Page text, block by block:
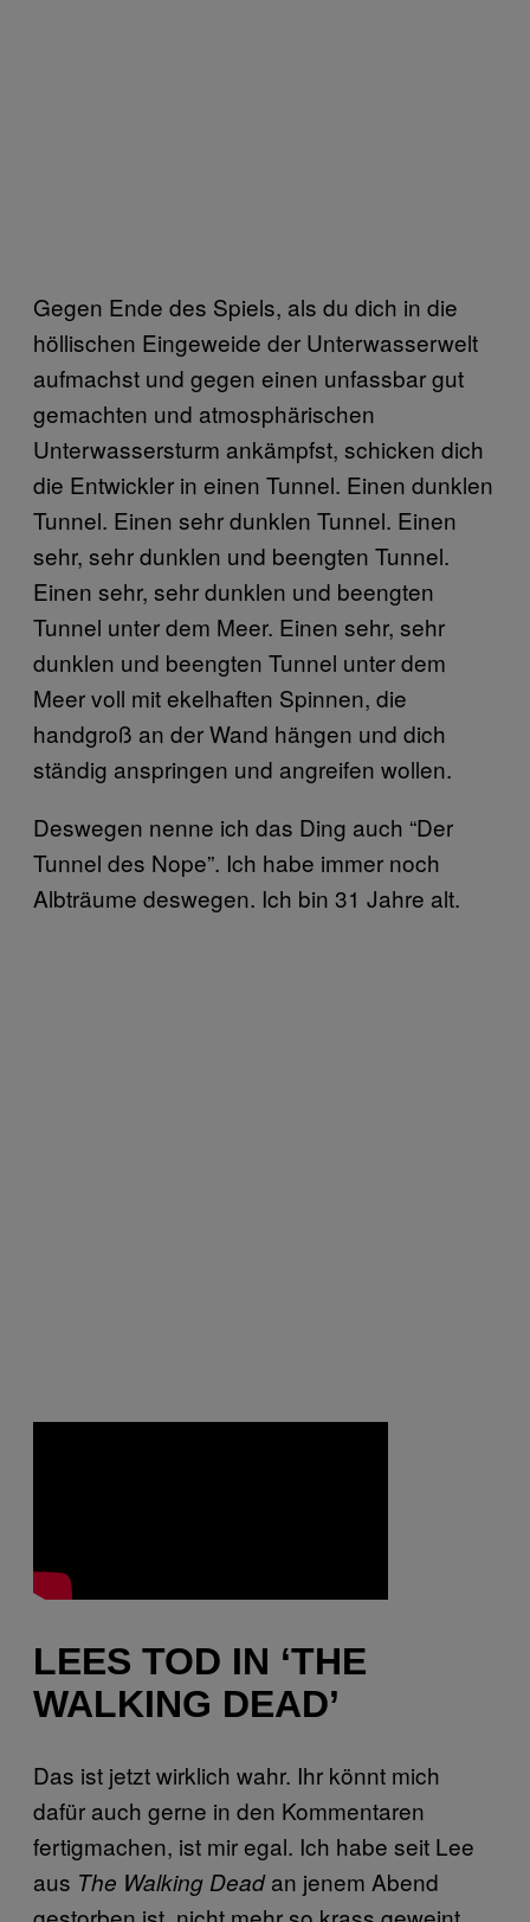
Gegen Ende des Spiels, als du dich in die
höllischen Eingeweide der Unterwasserwelt
aufmachst und gegen einen unfassbar gut
gemachten und atmosphärischen
Unterwassersturm ankämpfst, schicken dich
die Entwickler in einen Tunnel. Einen dunklen
Tunnel. Einen sehr dunklen Tunnel. Einen
sehr, sehr dunklen und beengten Tunnel.
Einen sehr, sehr dunklen und beengten
Tunnel unter dem Meer. Einen sehr, sehr
dunklen und beengten Tunnel unter dem
Meer voll mit ekelhaften Spinnen, die
handgroß an der Wand hängen und dich
ständig anspringen und angreifen wollen.
Deswegen nenne ich das Ding auch “Der
Tunnel des Nope”. Ich habe immer noch
Albträume deswegen. Ich bin 31 Jahre alt.
LEES TOD IN ‘THE
WALKING DEAD’
Das ist jetzt wirklich wahr. Ihr könnt mich
dafür auch gerne in den Kommentaren
fertigmachen, ist mir egal. Ich habe seit Lee
aus The Walking Deadan jenem Abend